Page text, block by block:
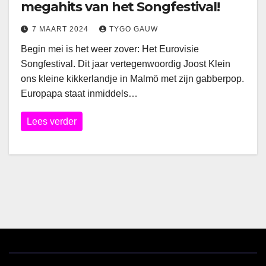
megahits van het Songfestival!
7 MAART 2024 TYGO GAUW
Begin mei is het weer zover: Het Eurovisie
Songfestival. Dit jaar vertegenwoordig Joost Klein
ons kleine kikkerlandje in Malmö met zijn gabberpop.
Europapa staat inmiddels…
Lees verder